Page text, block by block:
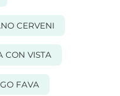
CERVENI
CON VISTA
FAVA